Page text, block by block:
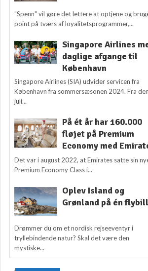
"Spenn" vil gøre det lettere at optjene og
point på tværs af loyalitetsprogrammer,...
Singapore Airlines
daglige afgange til
København
Singapore Airlines (SIA) udvider servicen fra
København fra sommersæsonen 2024. Fra
juli...
På ét år har 160.000
fløjet på Premium
Economy med
Det var i august 2022, at Emirates satte sin
Premium Economy Class i...
Oplev Island og
Grønland på én
Drømmer du om et nordisk rejseeventyr i
tryllebindende natur? Skal det være den
mystiske...